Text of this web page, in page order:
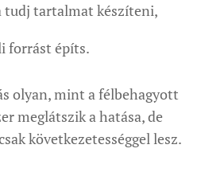
tartalmat készíteni,
forrást építs.
olyan, mint a félbehagyott
meglátszik a hatása, de
következetességgel lesz.